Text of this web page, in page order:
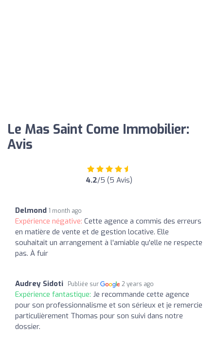
Le Mas Saint Come Immobilier:
Avis
4.2/5 (5 Avis)
Delmond 1 month ago
Expérience négative: Cette agence a commis des erreurs
en matière de vente et de gestion locative. Elle
souhaitait un arrangement à l'amiable qu'elle ne respecte
pas. À fuir
Audrey Sidoti Publiée sur 2 years ago
Expérience fantastique: Je recommande cette agence
pour son professionnalisme et son sérieux et je remercie
particulièrement Thomas pour son suivi dans notre
dossier.